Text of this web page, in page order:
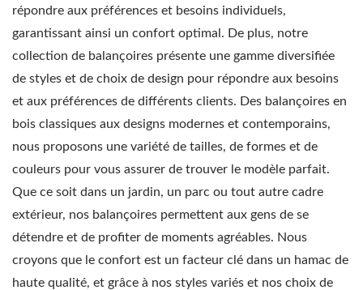
répondre aux préférences et besoins individuels,
garantissant ainsi un confort optimal. De plus, notre
collection de balançoires présente une gamme diversifiée
de styles et de choix de design pour répondre aux besoins
et aux préférences de différents clients. Des balançoires en
bois classiques aux designs modernes et contemporains,
nous proposons une variété de tailles, de formes et de
couleurs pour vous assurer de trouver le modèle parfait.
Que ce soit dans un jardin, un parc ou tout autre cadre
extérieur, nos balançoires permettent aux gens de se
détendre et de profiter de moments agréables. Nous
croyons que le confort est un facteur clé dans un hamac de
haute qualité, et grâce à nos styles variés et nos choix de